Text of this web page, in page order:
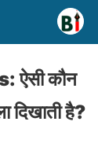
कौन
दिखाती है?